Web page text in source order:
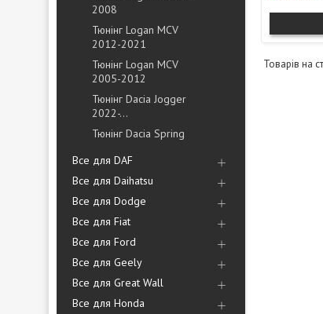
2008
Тюнінг Logan MCV
2012-2021
Тюнінг Logan MCV
2005-2012
Тюнінг Dacia Jogger
2022-...
Тюнінг Dacia Spring
Все для DAF
Все для Daihatsu
Все для Dodge
Все для Fiat
Все для Ford
Все для Geely
Все для Great Wall
Все для Honda